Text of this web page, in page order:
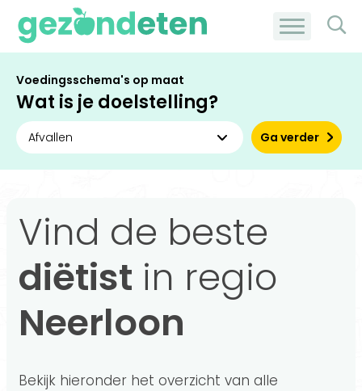
Voedingsschema's op maat
Wat is je doelstelling?
Ga verder
Vind de beste
diëtist in regio
Neerloon
Bekijk hieronder het overzicht van alle